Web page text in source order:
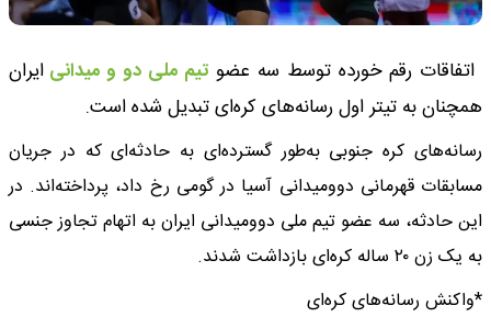
اتفاقات رقم خورده توسط سه عضو تیم ملی دو و میدانی ایران
همچنان به تیتر اول رسانه‌های کره‌ای تبدیل شده است.
رسانه‌های کره جنوبی به‌طور گسترده‌ای به حادثه‌ای که در جریان
مسابقات قهرمانی دوومیدانی آسیا در گومی رخ داد، پرداخته‌اند. در
این حادثه، سه عضو تیم ملی دوومیدانی ایران به اتهام تجاوز جنسی
به یک زن ۲۰ ساله کره‌ای بازداشت شدند.
*واکنش رسانه‌های کره‌ای